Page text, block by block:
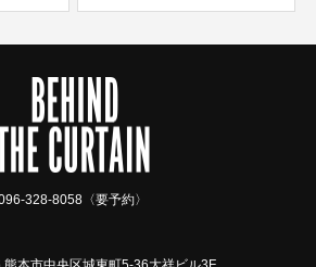
328-8058〈要予約〉